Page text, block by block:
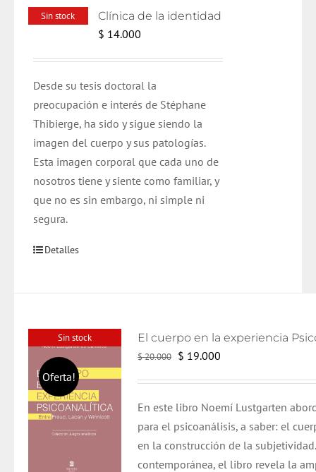
Sin stock Clínica de la identidad
$ 14.000
Desde su tesis doctoral la
preocupación e interés de Stéphane
Thibierge, ha sido y sigue siendo la
imagen del cuerpo y sus patologías.
Esta imagen corporal que cada uno de
nosotros tiene y siente como familiar, y
que no es sin embargo, ni simple ni
segura.
Detalles
Sin stock
Oferta!
$20.000 El
era:
$ 20.000.
$ 19.000El
es:
$ 19.000.
En este libro Noemí Lustgarten
para el psicoanálisis, a saber: el
en la construcción de la
contemporánea, el libro revela la